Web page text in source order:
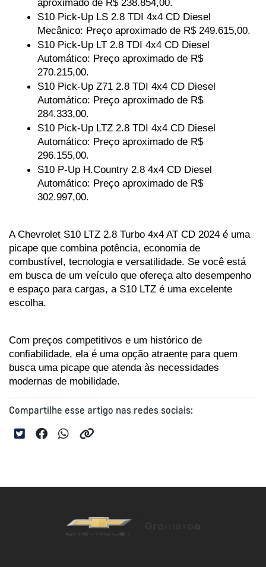
S10 Pick-Up LS 2.8 TDI 4x4 CD Diesel
Mecânico: Preço aproximado de R$ 249.615,00.
S10 Pick-Up LT 2.8 TDI 4x4 CD Diesel
Automático: Preço aproximado de R$
270.215,00.
S10 Pick-Up Z71 2.8 TDI 4x4 CD Diesel
Automático: Preço aproximado de R$
284.333,00.
S10 Pick-Up LTZ 2.8 TDI 4x4 CD Diesel
Automático: Preço aproximado de R$
296.155,00.
S10 P-Up H.Country 2.8 4x4 CD Diesel
Automático: Preço aproximado de R$
302.997,00.
A Chevrolet S10 LTZ 2.8 Turbo 4x4 AT CD 2024 é uma
picape que combina potência, economia de
combustível, tecnologia e versatilidade. Se você está
em busca de um veículo que ofereça alto desempenho
e espaço para cargas, a S10 LTZ é uma excelente
escolha.
Com preços competitivos e um histórico de
confiabilidade, ela é uma opção atraente para quem
busca uma picape que atenda às necessidades
modernas de mobilidade.
Compartilhe esse artigo nas redes sociais: